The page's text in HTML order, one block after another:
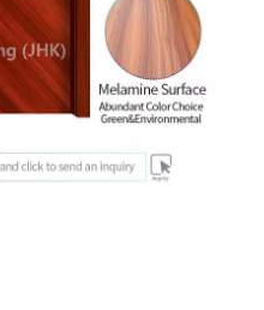
Flush graue Melamintür